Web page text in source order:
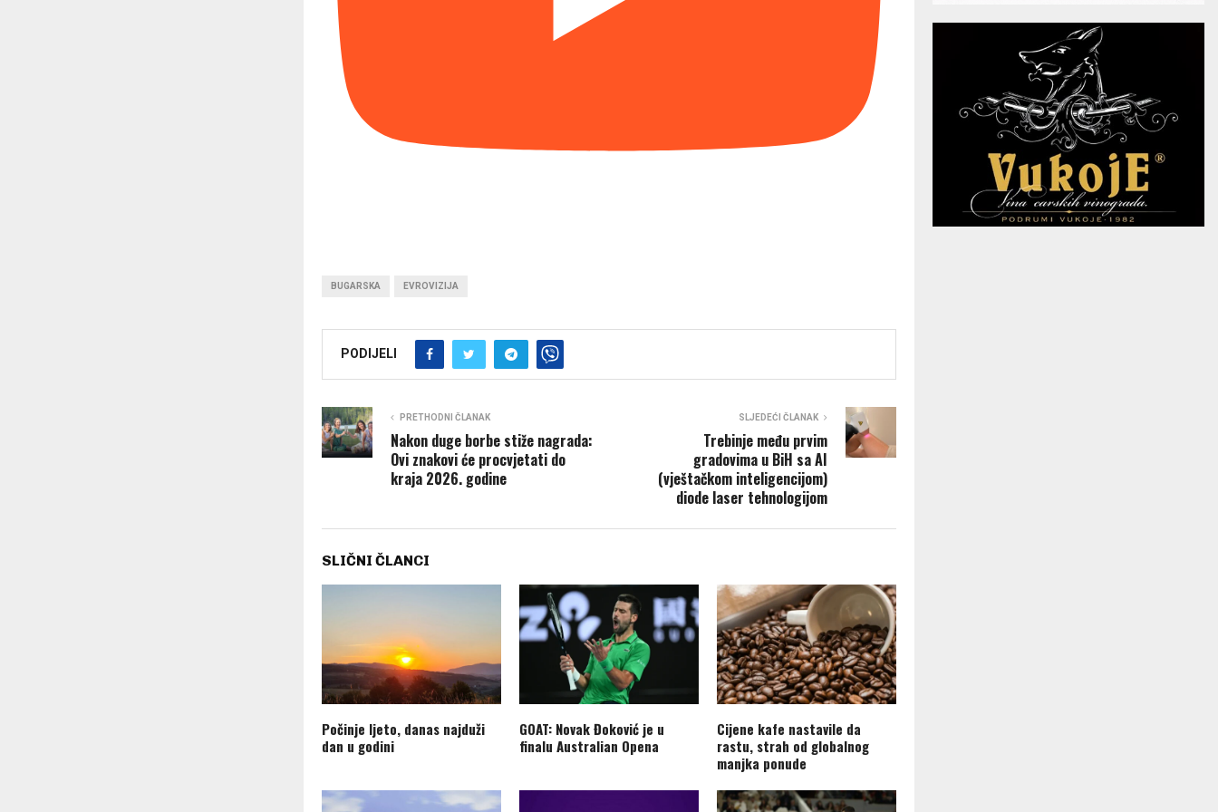
BUGARSKA EVROVIZIJA
PODIJELI
PRETHODNI ČLANAK
Nakon duge borbe stiže nagrada:
Ovi znakovi će procvjetati do
kraja 2026. godine
SLJEDEĆI ČLANAK
Trebinje među prvim
gradovima u BiH sa AI
(vještačkom inteligencijom)
diode laser tehnologijom
SLIČNI ČLANCI
Počinje ljeto, danas najduži
dan u godini
GOAT: Novak Đoković je u
finalu Australian Opena
Cijene kafe nastavile da
rastu, strah od globalnog
manjka ponude